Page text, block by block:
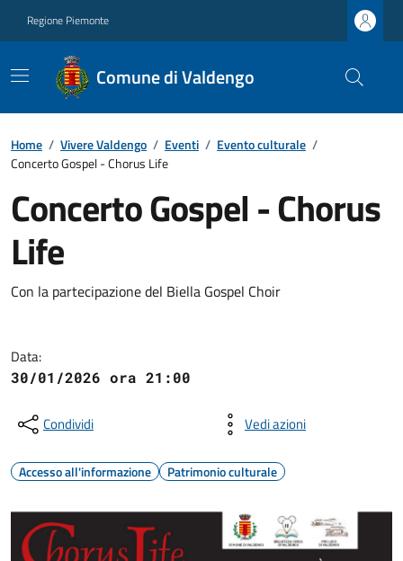
Regione Piemonte
Comune di Valdengo
Home / Vivere Valdengo / Eventi / Evento culturale /
Concerto Gospel - Chorus Life
Concerto Gospel - Chorus
Life
Con la partecipazione del Biella Gospel Choir
Data:
30/01/2026 ora 21:00
Condividi Vedi azioni
Accesso all'informazione Patrimonio culturale